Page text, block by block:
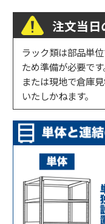
注文当
ラック類は部品単
ため準備が必要で
または現地で倉庫
いたしかねます。